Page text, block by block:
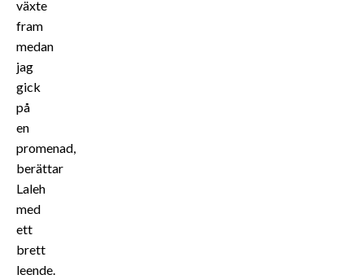
växte
fram
medan
jag
gick
på
en
promenad,
berättar
Laleh
med
ett
brett
leende.